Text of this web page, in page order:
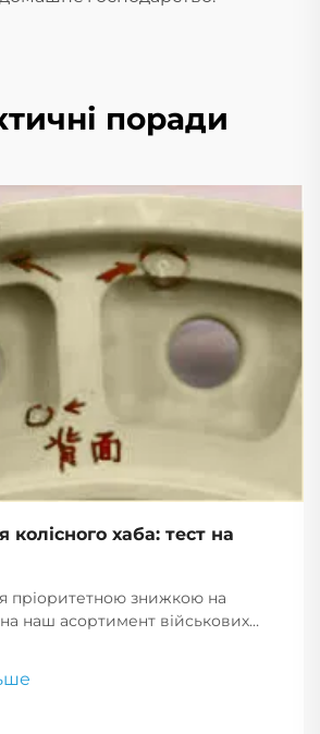
поради
хаба: тест на
пріоритетною знижкою на
наш асортимент військових
і надійність.